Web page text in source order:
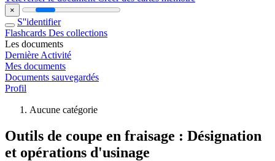
×
S''identifier
Flashcards Des collections
Les documents
Dernière Activité
Mes documents
Documents sauvegardés
Profil
Aucune catégorie
Outils de coupe en fraisage : Désignation
et opérations d'usinage